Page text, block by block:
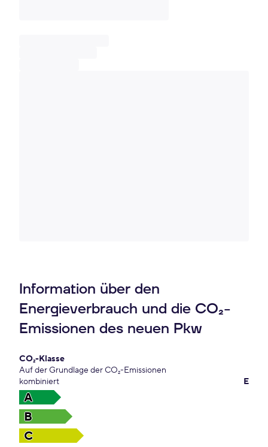
Information über den
Energieverbrauch und die CO₂-
Emissionen des neuen Pkw
CO₂-Klasse
Auf der Grundlage der CO₂-Emissionen
kombiniert
E
A
B
C